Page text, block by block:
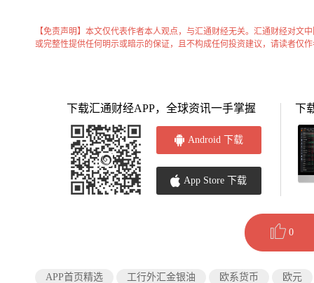
【免责声明】本文仅代表作者本人观点，与汇通财经无关。汇通财经对文
或完整性提供任何明示或暗示的保证，且不构成任何投资建议，请读者仅
下载汇通财经APP，全球资讯一手掌握
Android 下载
App Store 下载
下
0
APP首页精选 工行外汇金银油 欧系货币 欧元